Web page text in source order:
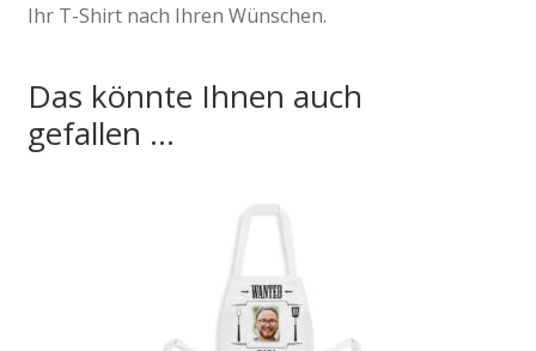
Ihr T-Shirt nach Ihren Wünschen.
Das könnte Ihnen auch
gefallen …